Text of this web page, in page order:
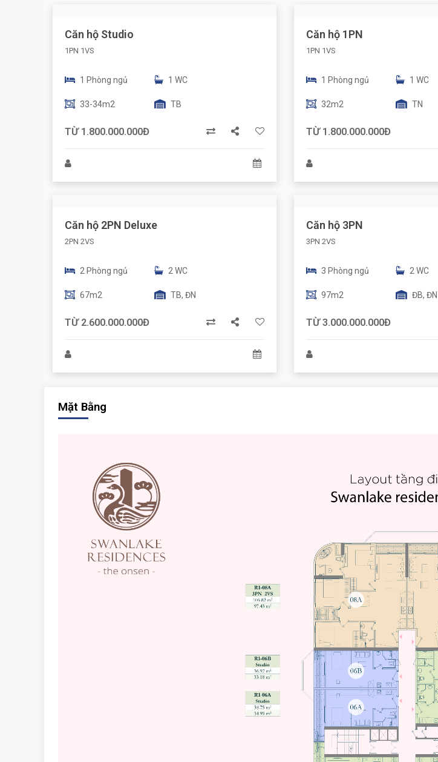
Căn hộ Studio
1PN 1VS
1 Phòng ngủ 1 WC
33-34m2 TB
TỪ 1.800.000.000Đ
Căn hộ 1PN
1PN 1VS
1 Phòng ngủ 1 WC
32m2 TN
TỪ 1.800.000.000Đ
Căn hộ 2PN Deluxe
2PN 2VS
2 Phòng ngủ 2 WC
67m2 TB, ĐN
TỪ 2.600.000.000Đ
Căn hộ 3PN
3PN 2VS
3 Phòng ngủ 2 WC
97m2 ĐB, ĐN
TỪ 3.000.000.000Đ
Mặt Bằng